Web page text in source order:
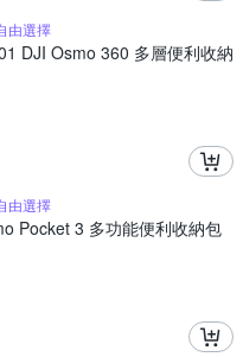
由選擇
DJI Osmo 360 多層便利收納
由選擇
Pocket 3 多功能便利收納包